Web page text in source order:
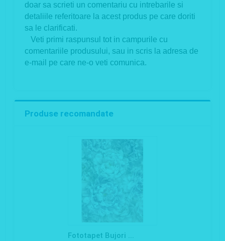
doar sa scrieti un comentariu cu intrebarile si
detaliile referitoare la acest produs pe care doriti
sa le clarificati.
Veti primi raspunsul tot in campurile cu
comentariile produsului, sau in scris la adresa de
e-mail pe care ne-o veti comunica.
Produse recomandate
Fototapet Bujori ...